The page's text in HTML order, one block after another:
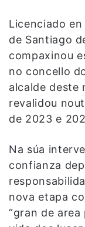
Licenciado
de Santiago
compaxinou
no concello
alcalde deste
revalidou
de 2023 e
Na súa
confianza
nova etapa
“gran de